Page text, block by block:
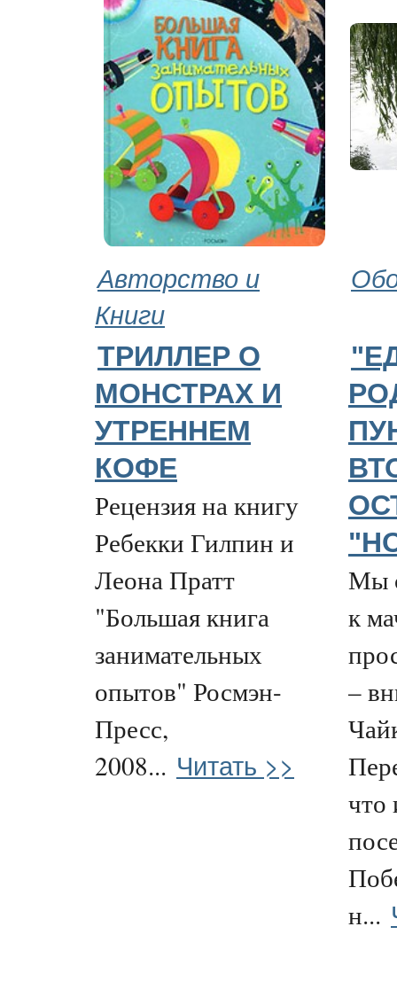
Авторство и
Книги
ТРИЛЛЕР О
МОНСТРАХ И
УТРЕННЕМ
КОФЕ
Рецензия на книгу
Ребекки Гилпин и
Леона Пратт
"Большая книга
занимательных
опытов" Росмэн-
Пресс,
2008... Читать >>
Мы
к
–
что
н...